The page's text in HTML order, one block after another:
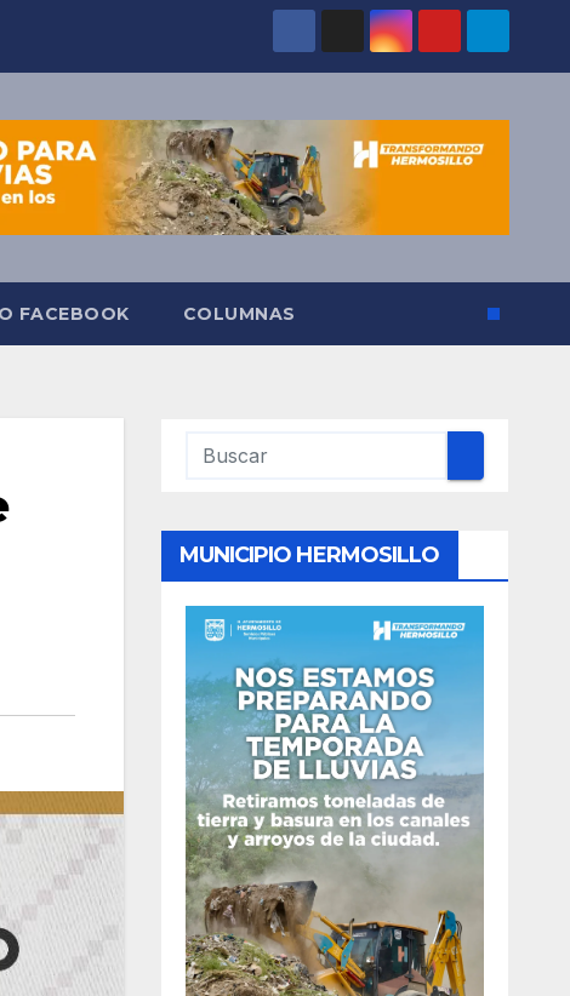
FACEBOOK COLUMNAS
MUNICIPIO HERMOSILLO